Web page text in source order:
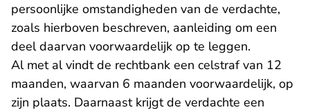
persoonlijke omstandigheden van de verdachte,
zoals hierboven beschreven, aanleiding om een
deel daarvan voorwaardelijk op te leggen.
Al met al vindt de rechtbank een celstraf van 12
maanden, waarvan 6 maanden voorwaardelijk, op
zijn plaats. Daarnaast krijgt de verdachte een